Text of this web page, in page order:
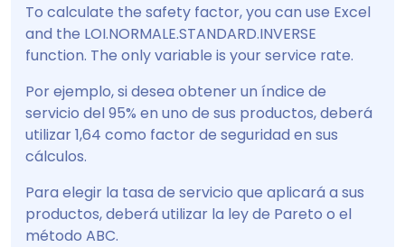
To calculate the safety factor, you can use Excel
and the LOI.NORMALE.STANDARD.INVERSE
function. The only variable is your service rate.
Por ejemplo, si desea obtener un índice de
servicio del 95% en uno de sus productos, deberá
utilizar 1,64 como factor de seguridad en sus
cálculos.
Para elegir la tasa de servicio que aplicará a sus
productos, deberá utilizar la ley de Pareto o el
método ABC.